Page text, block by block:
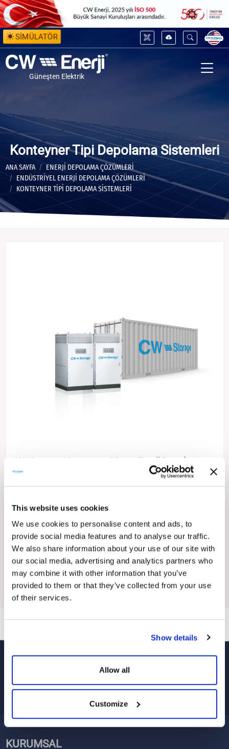
This website uses cookies
We use cookies to personalise content and ads, to
provide social media features and to analyse our traffic.
We also share information about your use of our site with
our social media, advertising and analytics partners who
may combine it with other information that you’ve
provided to them or that they’ve collected from your use
of their services.
Show details
Allow all
Customize
SİMÜLATÖR
Güneşten Elektrik
Konteyner Tipi Depolama Sistemleri
ANA SAYFA
ENERJİ DEPOLAMA ÇÖZÜMLERİ
ENDÜSTRIYEL ENERJI DEPOLAMA ÇÖZÜMLERI
KONTEYNER TIPI DEPOLAMA SISTEMLERI
CW Storage Konteyner Güç ve Enerji Depolama
Sistemleri
Sıvı Soğutma Teknolojisi
On-Grid, Off-Grid veya Hibrit Çalışma Senaryosu
Güvenlikli Pil Mimarisi
İleri Düzey Termal Yönetim Sistemi
İNCELE
KURUMSAL